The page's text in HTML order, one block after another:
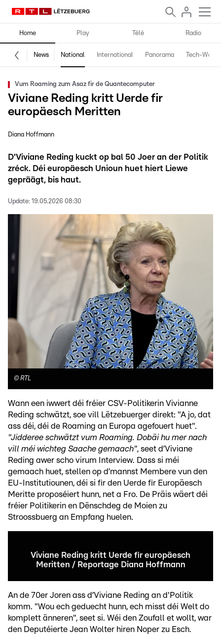
Home Play Télé Radio
News National International Panorama Tech-World
Vum Roaming zum Asaz fir de Quantecomputer
Viviane Reding kritt Uerde fir
europäesch Meritten
Diana Hoffmann
D'Viviane Reding kuckt op bal 50 Joer an der Politik
zréck. Déi europäesch Unioun huet hiert Liewe
gepräägt, bis haut.
Update: 19.05.2026 08:30
© RTL
Wann een iwwert déi fréier CSV-Politikerin Vivianne
Reding schwätzt, soe vill Lëtzebuerger direkt: "A jo, dat
ass déi, déi de Roaming an Europa agefouert huet".
"Jidderee schwätzt vum Roaming. Dobäi hu mer nach
vill méi wichteg Saache gemaach", seet d’Viviane
Reding awer scho virum Interview. Dass si méi
gemaach huet, stellen op d’mannst Membere vun den
EU-Institutiounen, déi si fir den Uerde fir Europäesch
Meritte proposéiert hunn, net a Fro. De Präis wäert déi
fréier Politikerin en Dënschdeg de Moien zu
Stroossbuerg an Empfang huelen.
Viviane Reding kritt Uerde fir europäesch
Meritten / Reportage Diana Hoffmann
An de 70er Joren ass d’Viviane Reding an d'Politik
komm. "Wou ech geduecht hunn, ech misst déi Welt do
komplett änneren", seet si. Wéi den Zoufall et wollt, war
den Deputéierte Jean Wolter hiren Noper zu Esch.